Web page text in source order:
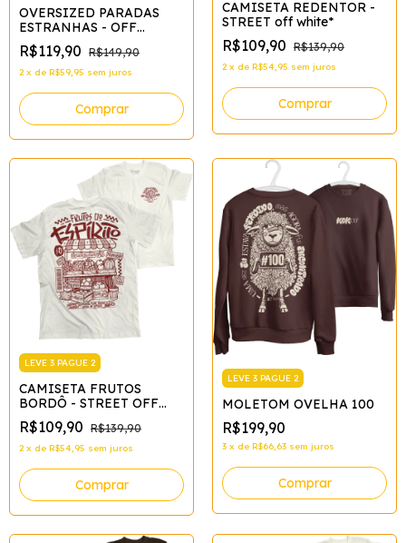
OVERSIZED PARADAS
ESTRANHAS - OFF
WHITE*
R$119,90 R$149,90
2 x de R$59,95 sem juros
Comprar
CAMISETA REDENTOR -
STREET off white*
R$109,90 R$139,90
2 x de R$54,95 sem juros
Comprar
LEVE 3 PAGUE 2
CAMISETA FRUTOS
BORDÔ - STREET OFF
WHITE*
R$109,90 R$139,90
2 x de R$54,95 sem juros
Comprar
LEVE 3 PAGUE 2
MOLETOM OVELHA 100
R$199,90
3 x de R$66,63 sem juros
Comprar